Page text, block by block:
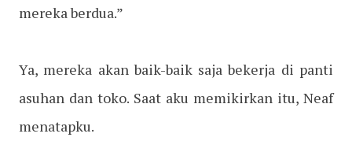
mereka berdua.”
Ya, mereka akan baik-baik saja bekerja di panti
asuhan dan toko. Saat aku memikirkan itu, Neaf
menatapku.